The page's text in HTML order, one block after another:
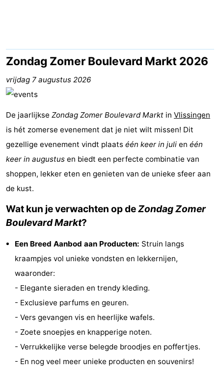
Vakantiehuizen
Last
minutes
Strand
Zien
&
Bezienswaardigheden
Musea
-
Galeries
-
Kerken
Vuurtorens
Uitkijkpunten
Attracties
Speeltuinen
Binnenspeeltuinen
Zondag Zomer Boulevard Markt 2026
vrijdag 7 augustus 2026
De jaarlijkse Zondag Zomer Boulevard Markt in Vlissingen
is hét zomerse evenement dat je niet wilt missen! Dit
gezellige evenement vindt plaats één keer in juli en één
keer in augustus en biedt een perfecte combinatie van
shoppen, lekker eten en genieten van de unieke sfeer aan
de kust.
Wat kun je verwachten op deZondag Zomer
Boulevard Markt?
Een Breed Aanbod aan Producten: Struin langs
kraampjes vol unieke vondsten en lekkernijen,
waaronder:
- Elegante sieraden en trendy kleding.
- Exclusieve parfums en geuren.
- Vers gevangen vis en heerlijke wafels.
- Zoete snoepjes en knapperige noten.
- Verrukkelijke verse belegde broodjes en poffertjes.
- En nog veel meer unieke producten en souvenirs!